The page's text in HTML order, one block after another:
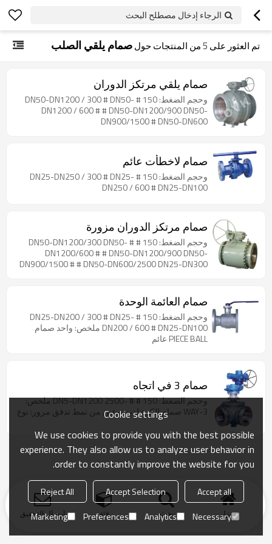
الرجاء إدخال مصطلح البحث
تم العثور على 5من المنتجات حولصمام يلقي الصلب
صمام يلقي مرتكز الدوران
وحجم الضغط: 150 # DN50-DN1200 / 300 # DN50-
DN1200 / 600 # # DN50-DN1200/900 DN50-
DN900/1500 # DN50-DN600
صمام لاخطأت عائم
وحجم الضغط: 150 # DN25-DN250 / 300 # DN25-
DN250 / 600 # DN25-DN100
صمام مرتكز الدوران مزورة
وحجم الضغط: 150 # # DN50-DN1200/300 DN50-
DN1200/600 # # DN50-DN1200/900 DN50-
DN900/1500 # # DN50-DN600/2500 DN25-DN300
صمام العائمة الوحدة
وحجم الضغط: 150 # DN25-DN200 / 300 # DN25-
DN200 / 600 # DN25-DN100 ملخص: واحد صمام
PIECE BALL عائم
صمام 3 في اتجاه
وحجم الضغط: 150 # # -2500 DN5-DN1200 ملخص:
3-WAY صمام الكرة لديه نوعين من نمط تدفق مرور: نوع
منزل بحث فئة ارسال التحقيق
Cookie settings
We use cookies to provide you with the best possible
experience. They also allow us to analyze user behavior in
order to constantly improve the website for you.
Accept all
Accept Selection
Reject All
Necessary
Analytics
Preferences
Marketing